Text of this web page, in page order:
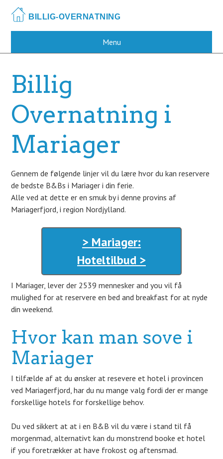
main
Menu
Billig
Overnatning i
Mariager
Gennem de følgende linjer vil du lære hvor du kan reservere
de bedste B&Bs i Mariager i din ferie.
Alle ved at dette er en smuk by i denne provins af
Mariagerfjord, i region Nordjylland.
> Mariager:
Hoteltilbud >
I Mariager, lever der 2539 mennesker and you vil få
mulighed for at reservere en bed and breakfast for at nyde
din weekend.
Hvor kan man sove i
Mariager
I tilfælde af at du ønsker at resevere et hotel i provincen
ved Mariagerfjord, har du nu mange valg fordi der er mange
forskellige hotels for forskellige behov.
Du ved sikkert at at i en B&B vil du være i stand til få
morgenmad, alternativt kan du monstrend booke et hotel
if you foretrækker at have frokost og aftensmad.